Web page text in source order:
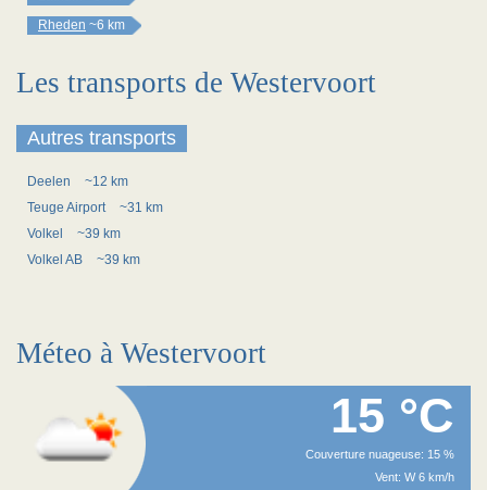
Rheden ~6 km
Les transports de Westervoort
Autres transports
Deelen
~12 km
Teuge Airport
~31 km
Volkel
~39 km
Volkel AB
~39 km
Méteo à Westervoort
15 °C
Couverture nuageuse: 15 %
Vent: W 6 km/h